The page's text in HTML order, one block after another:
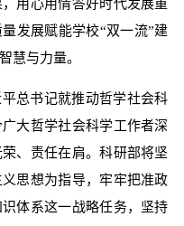
用心用情答好时代发展重
发展赋能学校“双一流”建
慧与力量。
总书记就推动哲学社会科
大哲学社会科学工作者深
、责任在肩。科研部将坚
思想为指导，牢牢把准政
体系这一战略任务，坚持